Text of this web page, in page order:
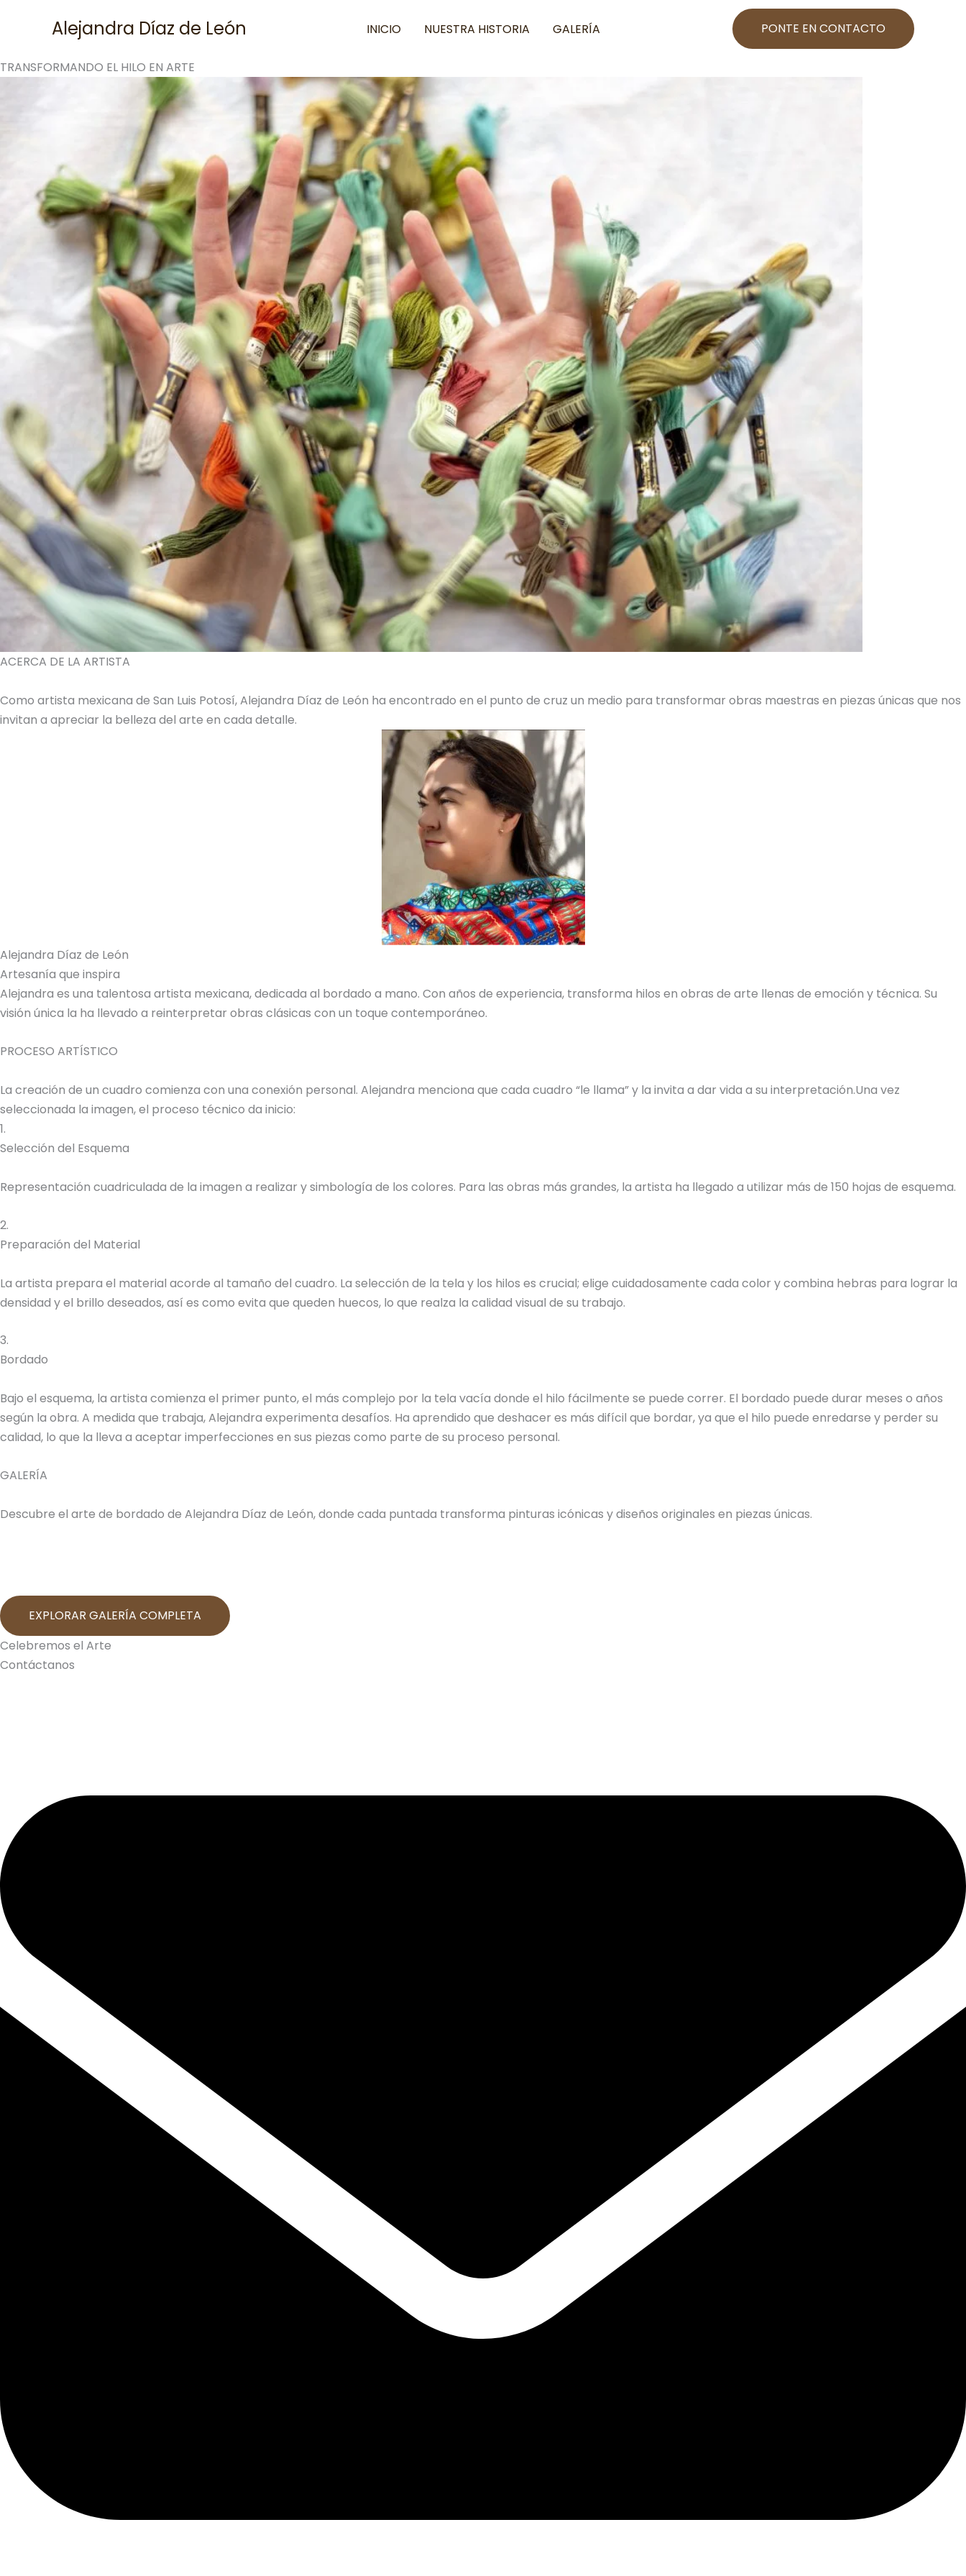
Alejandra Díaz de León INICIO NUESTRA HISTORIA GALERÍA PONTE EN CONTACTO
TRANSFORMANDO EL HILO EN ARTE
ACERCA DE LA ARTISTA
Como artista mexicana de San Luis Potosí, Alejandra Díaz de León ha encontrado en el punto de cruz un medio para transformar obras maestras en piezas únicas que nos
invitan a apreciar la belleza del arte en cada detalle.
Alejandra Díaz de León
Artesanía que inspira
Alejandra es una talentosa artista mexicana, dedicada al bordado a mano. Con años de experiencia, transforma hilos en obras de arte llenas de emoción y técnica. Su
visión única la ha llevado a reinterpretar obras clásicas con un toque contemporáneo.
PROCESO ARTÍSTICO
La creación de un cuadro comienza con una conexión personal. Alejandra menciona que cada cuadro “le llama” y la invita a dar vida a su interpretación.Una vez
seleccionada la imagen, el proceso técnico da inicio:
1.
Selección del Esquema
Representación cuadriculada de la imagen a realizar y simbología de los colores. Para las obras más grandes, la artista ha llegado a utilizar más de 150 hojas de esquema.
2.
Preparación del Material
La artista prepara el material acorde al tamaño del cuadro. La selección de la tela y los hilos es crucial; elige cuidadosamente cada color y combina hebras para lograr la
densidad y el brillo deseados, así es como evita que queden huecos, lo que realza la calidad visual de su trabajo.
3.
Bordado
Bajo el esquema, la artista comienza el primer punto, el más complejo por la tela vacía donde el hilo fácilmente se puede correr. El bordado puede durar meses o años
según la obra. A medida que trabaja, Alejandra experimenta desafíos. Ha aprendido que deshacer es más difícil que bordar, ya que el hilo puede enredarse y perder su
calidad, lo que la lleva a aceptar imperfecciones en sus piezas como parte de su proceso personal.
GALERÍA
Descubre el arte de bordado de Alejandra Díaz de León, donde cada puntada transforma pinturas icónicas y diseños originales en piezas únicas.
EXPLORAR GALERÍA COMPLETA
Celebremos el Arte
Contáctanos